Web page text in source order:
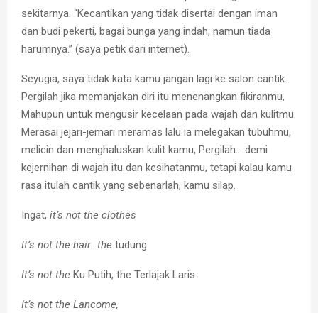
sekitarnya. “Kecantikan yang tidak disertai dengan iman
dan budi pekerti, bagai bunga yang indah, namun tiada
harumnya.” (saya petik dari internet).
Seyugia, saya tidak kata kamu jangan lagi ke salon cantik.
Pergilah jika memanjakan diri itu menenangkan fikiranmu,
Mahupun untuk mengusir kecelaan pada wajah dan kulitmu.
Merasai jejari-jemari meramas lalu ia melegakan tubuhmu,
melicin dan menghaluskan kulit kamu, Pergilah… demi
kejernihan di wajah itu dan kesihatanmu, tetapi kalau kamu
rasa itulah cantik yang sebenarlah, kamu silap.
Ingat, it’s not the clothes
It’s not the hair…the tudung
It’s not the Ku Putih, the Terlajak Laris
It’s not the Lancome,